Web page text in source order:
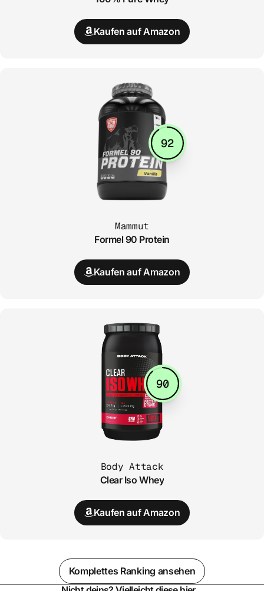
Kaufen auf Amazon
92
Mammut
Formel 90 Protein
Kaufen auf Amazon
90
Body Attack
Clear Iso Whey
Kaufen auf Amazon
Komplettes Ranking ansehen